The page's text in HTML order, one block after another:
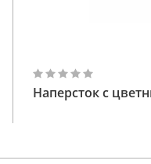
Наперсток с